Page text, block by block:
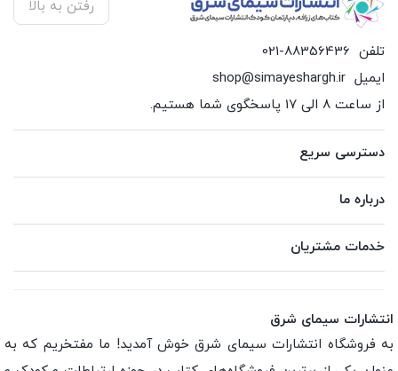
رفتن به بالا
تلفن 021-88356436
ایمیل shop@simayeshargh.ir
از ساعت 8 الی 17 پاسخگوی شما هستیم.
دسترسی سریع
درباره ما
خدمات مشتریان
انتشارات سیمای شرق
به فروشگاه انتشارات سیمای شرق خوش آمدید! ما مفتخریم که به